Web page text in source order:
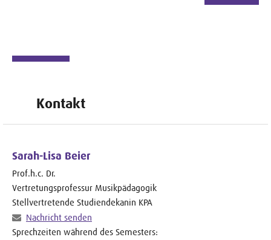
Kontakt
Sarah-Lisa Beier
Prof.h.c. Dr.
Vertretungsprofessur Musikpädagogik
Stellvertretende Studiendekanin KPA
Nachricht senden
Sprechzeiten während des Semesters: